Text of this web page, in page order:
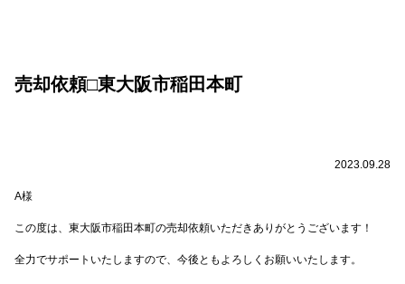
売却依頼□東大阪市稲田本町
2023.09.28
A様
この度は、東大阪市稲田本町の売却依頼いただきありがとうございます！
全力でサポートいたしますので、今後ともよろしくお願いいたします。